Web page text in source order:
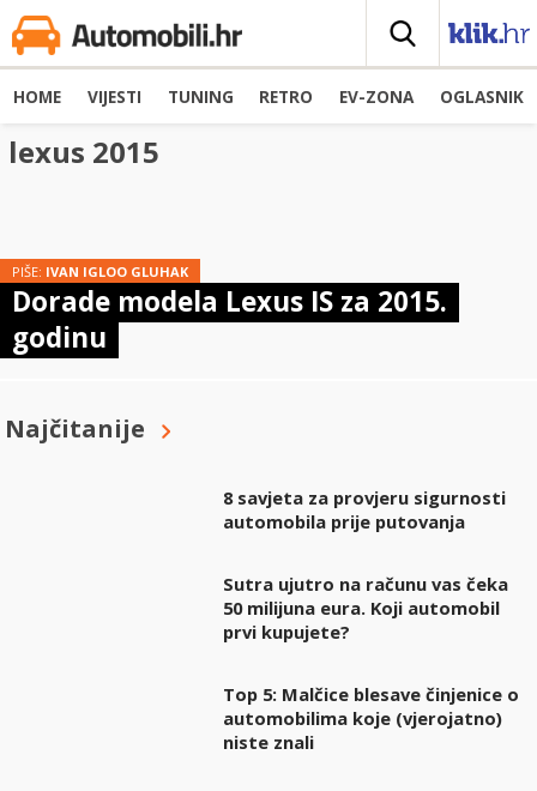
HOME VIJESTI TUNING RETRO EV-ZONA OGLASNIK
lexus 2015
PIŠE: IVAN IGLOO GLUHAK
Dorade modela Lexus IS za 2015.
godinu
Najčitanije
8 savjeta za provjeru sigurnosti
automobila prije putovanja
Sutra ujutro na računu vas čeka
50 milijuna eura. Koji automobil
prvi kupujete?
Top 5: Malčice blesave činjenice o
automobilima koje (vjerojatno)
niste znali